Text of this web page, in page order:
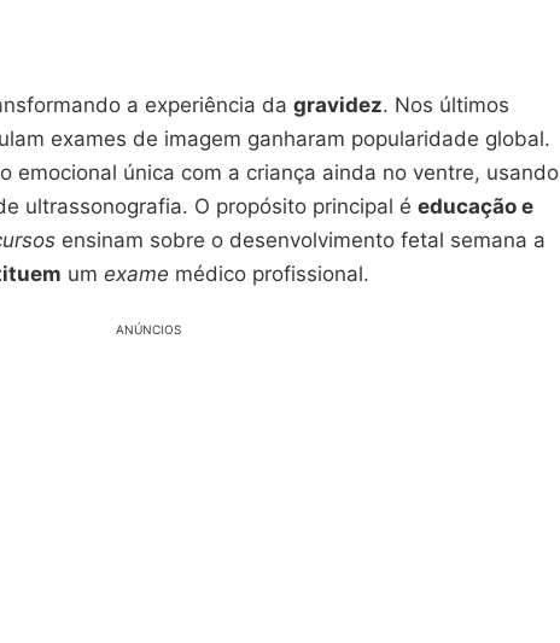
a experiência da gravidez. Nos últimos
exames de imagem ganharam popularidade global.
emocional única com a criança ainda no ventre, usando
ultrassonografia. O propósito principal é educação e
ensinam sobre o desenvolvimento fetal semana a
um exame médico profissional.
ANÚNCIOS